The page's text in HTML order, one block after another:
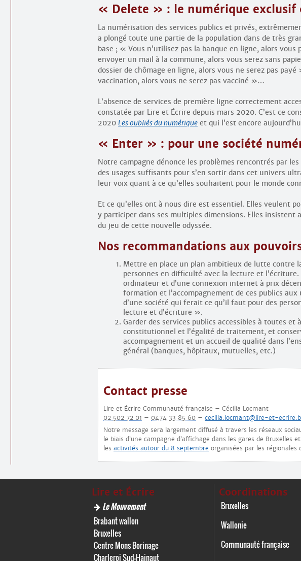
« Delete » : le numérique exclusif
La numérisation des services publics et privés,
a plongé toute une partie de la population dans de très
base ; « Vous n’utilisez pas la banque en ligne, alors
envoyer un mail à la commune, alors vous serez sans
dossier de chômage en ligne, alors vous ne serez pas
vaccination, alors vous ne serez pas vacciné »…
L’absence de services de première ligne correctement
constatée par Lire et Écrire depuis mars 2020. C’est ce
2020 Les oubliés du numérique et qui l’est encore
« Enter » : pour une société
Notre campagne dénonce les problèmes rencontrés par
des usages suffisants pour s’en sortir dans cet univers
leur voix quant à ce qu’elles souhaitent pour le monde
Et ce qu’elles ont à nous dire est essentiel. Elles veulent
y participer dans ses multiples dimensions. Elles insistent
du jeu de cette nouvelle odyssée.
Nos recommandations aux
Mettre en place un plan ambitieux de lutte contre
personnes en difficulté avec la lecture et l’écriture.
ordinateur et d’une connexion internet à prix
formation et l’accompagnement de ces publics
d’une société qui ferait ce qu’il faut pour des
lecture et d’écriture ».
Garder des services publics accessibles à toutes
constitutionnel et l’égalité de traitement, et
accompagnement et un accueil de qualité dans
général (banques, hôpitaux, mutuelles, etc.)
Contact presse
Lire et Écrire Communauté française – Cécilia Locmant
02 502 72 01 – 0474 33 85 60 – cecilia.locmant@lire-et-
Notre message sera largement diffusé à travers les réseaux
le biais d’une campagne d’affichage dans les gares de
les activités autour du 8 septembre organisées par les régionales
Lire et Écrire
Le Mouvement
Brabant wallon
Bruxelles
Centre Mons Borinage
Charleroi Sud-Hainaut
Coordinations
Bruxelles
Wallonie
Communauté française